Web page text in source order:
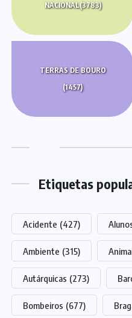
NACIONAL(3783)
TERRAS DE BOURO
(1457)
Etiquetas
Acidente (427)
Ambiente (315)
Autárquicas (273)
Bombeiros (677)